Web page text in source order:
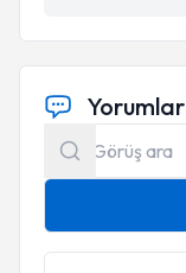
Yorumlar